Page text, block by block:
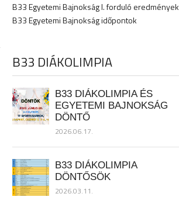
B33 Egyetemi Bajnokság I. forduló eredmények
B33 Egyetemi Bajnokság időpontok
B33 DIÁKOLIMPIA
B33 DIÁKOLIMPIA ÉS
EGYETEMI BAJNOKSÁG
DÖNTŐ
2026.06.17.
B33 DIÁKOLIMPIA
DÖNTŐSÖK
2026.03.11.